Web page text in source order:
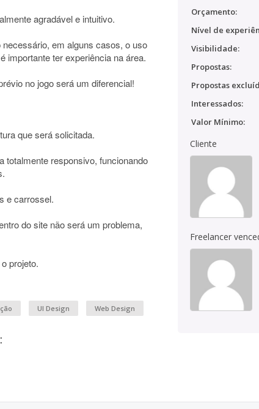
agradável e intuitivo.
em alguns casos, o uso
importante ter experiência na área.
no jogo será um diferencial!
que será solicitada.
totalmente responsivo, funcionando
e carrossel.
do site não será um problema,
projeto.
UI Design Web Design
Orçamento:
Nível de
Visibilidade:
Propostas:
Propostas
Interessados:
Valor Mínimo:
Cliente
Freelancer